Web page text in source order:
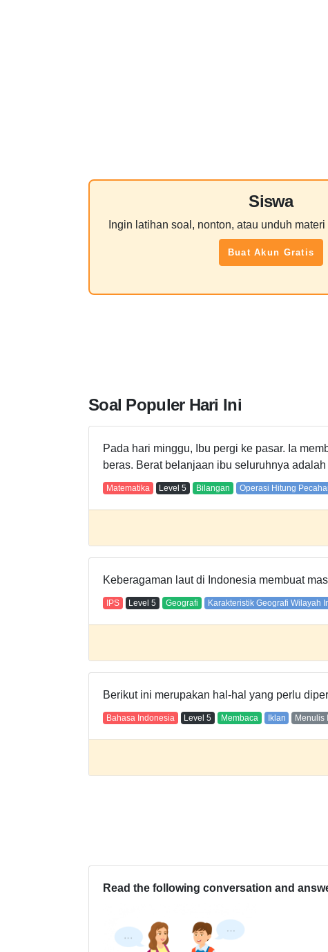
Siswa
Ingin latihan soal, nonton, atau unduh
Buat Akun Gratis
Soal Populer Hari Ini
Pada hari minggu, Ibu pergi ke pasar. Ia
beras. Berat belanjaan ibu seluruhnya adalah
Matematika Level 5 Bilangan Operasi Hitung
Keberagaman laut di Indonesia membuat
IPS Level 5 Geografi Karakteristik Geografi Wilayah
Berikut ini merupakan hal-hal yang perlu
Bahasa Indonesia Level 5 Membaca Iklan Menulis
Read the following conversation and